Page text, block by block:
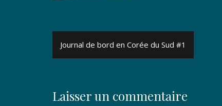
Navigation
de
Journal de bord en Corée du Sud #1
Laisser un commentaire